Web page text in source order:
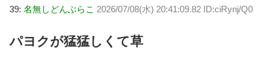
39: 名無しどんぶらこ 2026/07/08(水) 20:41:09.82 ID:ciRynj/Q0
パヨクが猛猛しくて草